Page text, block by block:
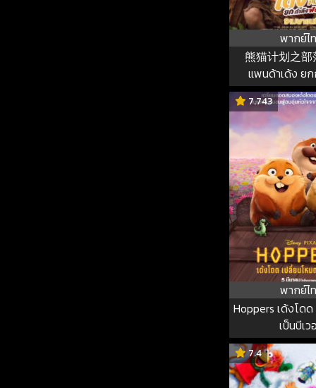
พากย์ไ
熊猫计划之
แพนด้าเด้ง ย
7.743
พากย์ไ
Hoppers เด้งโด
เป็นบีเว
7.4